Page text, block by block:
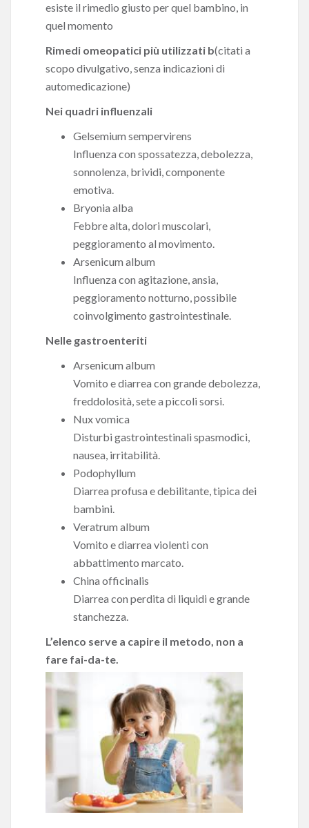
esiste il rimedio giusto per quel bambino, in
quel momento
Rimedi omeopatici più utilizzati b(citati a
scopo divulgativo, senza indicazioni di
automedicazione)
Nei quadri influenzali
Gelsemium sempervirens
Influenza con spossatezza, debolezza,
sonnolenza, brividi, componente
emotiva.
Bryonia alba
Febbre alta, dolori muscolari,
peggioramento al movimento.
Arsenicum album
Influenza con agitazione, ansia,
peggioramento notturno, possibile
coinvolgimento gastrointestinale.
Nelle gastroenteriti
Arsenicum album
Vomito e diarrea con grande debolezza,
freddolosità, sete a piccoli sorsi.
Nux vomica
Disturbi gastrointestinali spasmodici,
nausea, irritabilità.
Podophyllum
Diarrea profusa e debilitante, tipica dei
bambini.
Veratrum album
Vomito e diarrea violenti con
abbattimento marcato.
China officinalis
Diarrea con perdita di liquidi e grande
stanchezza.
L’elenco serve a capire il metodo, non a
fare fai-da-te.